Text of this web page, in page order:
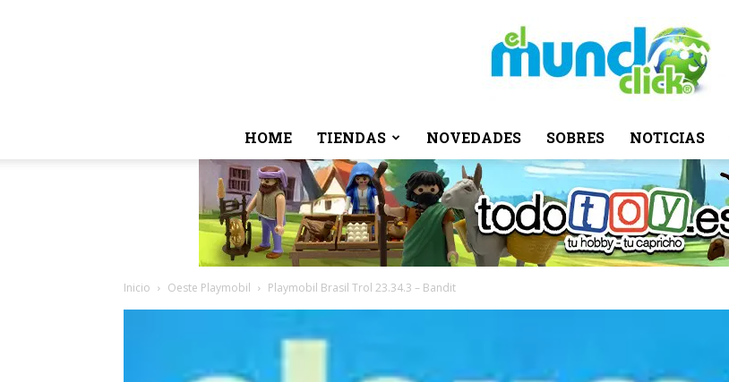
El
HOME TIENDAS NOVEDADES SOBRES NOTICIAS
Inicio Oeste Playmobil Playmobil Brasil Trol 23.34.3 – Bandit